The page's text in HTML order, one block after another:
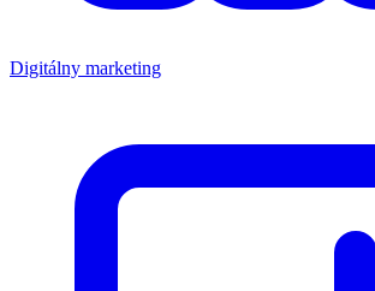
Digitálny marketing